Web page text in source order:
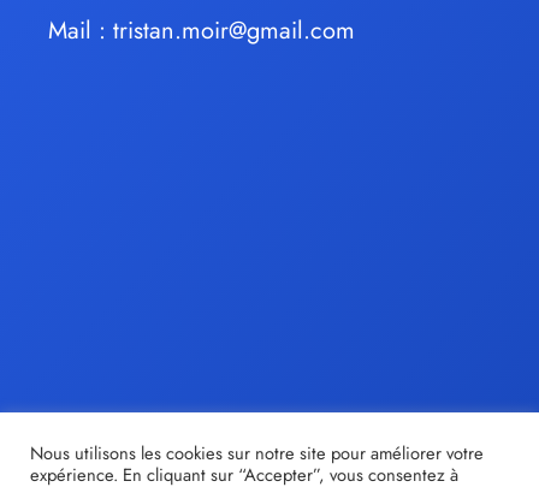
Mail : tristan.moir@gmail.com
Nous utilisons les cookies sur notre site pour améliorer votre
expérience. En cliquant sur “Accepter”, vous consentez à